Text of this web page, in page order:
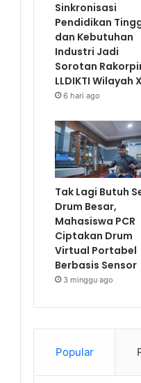
Sinkronisasi
Pendidikan
dan Kebutuhan
Industri Jadi
Sorotan
LLDIKTI Wilayah
6 hari ago
Tak Lagi Butuh
Drum Besar,
Mahasiswa PCR
Ciptakan Drum
Virtual Portabel
Berbasis Sensor
3 minggu ago
Popular